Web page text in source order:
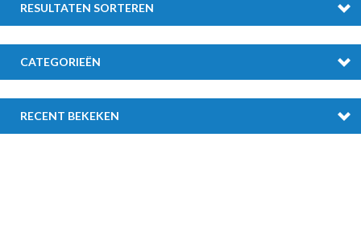
RESULTATEN SORTEREN
CATEGORIEËN
RECENT BEKEKEN